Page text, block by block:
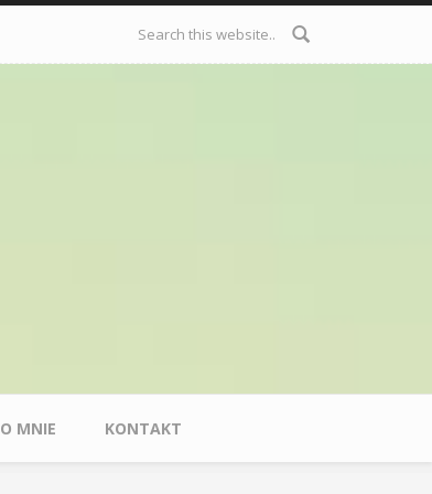
Formularz
wyszukiwania
O MNIE KONTAKT